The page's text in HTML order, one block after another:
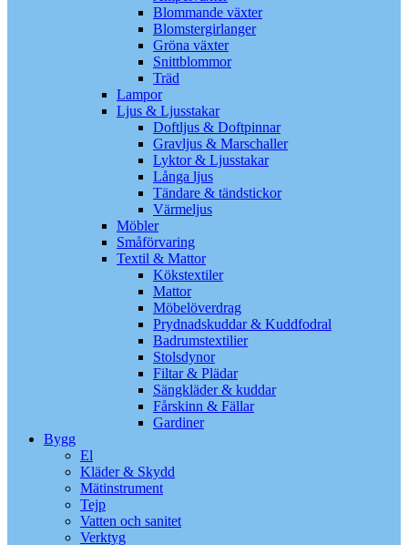
Blommande växter
Blomstergirlanger
Gröna växter
Snittblommor
Träd
Lampor
Ljus & Ljusstakar
Doftljus & Doftpinnar
Gravljus & Marschaller
Lyktor & Ljusstakar
Långa ljus
Tändare & tändstickor
Värmeljus
Möbler
Småförvaring
Textil & Mattor
Kökstextiler
Mattor
Möbelöverdrag
Prydnadskuddar & Kuddfodral
Badrumstextilier
Stolsdynor
Filtar & Plädar
Sängkläder & kuddar
Fårskinn & Fällar
Gardiner
Bygg
El
Kläder & Skydd
Mätinstrument
Tejp
Vatten och sanitet
Verktyg